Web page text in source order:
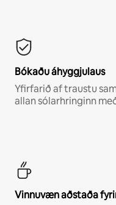
Bókaðu áhyggjulaus
Yfirfarið af traustu
allan sólarhringinn
Vinnuvæn aðstaða